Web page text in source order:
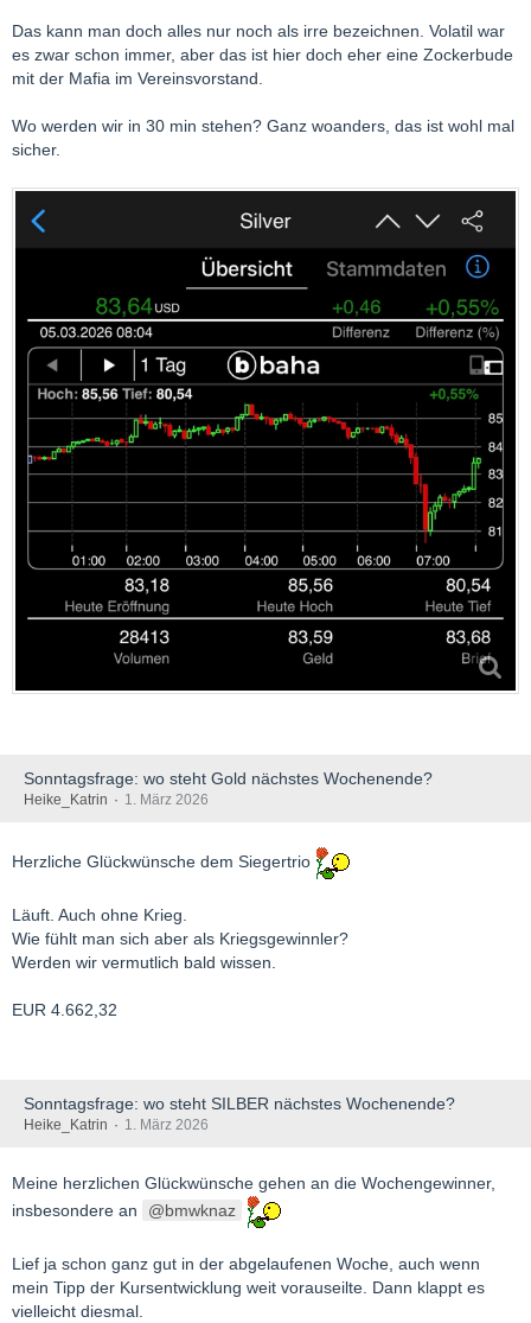
Das kann man doch alles nur noch als irre bezeichnen. Volatil war
es zwar schon immer, aber das ist hier doch eher eine Zockerbude
mit der Mafia im Vereinsvorstand.
Wo werden wir in 30 min stehen? Ganz woanders, das ist wohl mal
sicher.
Sonntagsfrage: wo steht Gold nächstes Wochenende?
Heike_Katrin 1. März 2026
Herzliche Glückwünsche dem Siegertrio
Läuft. Auch ohne Krieg.
Wie fühlt man sich aber als Kriegsgewinnler?
Werden wir vermutlich bald wissen.
EUR 4.662,32
Sonntagsfrage: wo steht SILBER nächstes Wochenende?
Heike_Katrin 1. März 2026
Meine herzlichen Glückwünsche gehen an die Wochengewinner,
insbesondere an
bmwknaz
Lief ja schon ganz gut in der abgelaufenen Woche, auch wenn
mein Tipp der Kursentwicklung weit vorauseilte. Dann klappt es
vielleicht diesmal.